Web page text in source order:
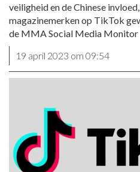
veiligheid en de Chinese
magazinemerken op TikTok
de MMA Social Media Monitor
19 april 2023 om 09:54